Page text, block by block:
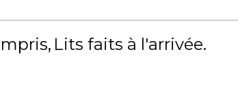
Lits faits à l'arrivée